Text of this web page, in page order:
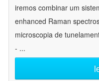
iremos combinar um
enhanced Raman
microscopia de
- ...